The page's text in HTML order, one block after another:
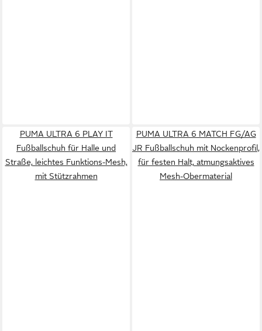
PUMA ULTRA 6 PLAY IT
Fußballschuh für Halle und
Straße, leichtes Funktions-Mesh,
mit Stützrahmen
PUMA ULTRA 6 MATCH FG/AG
JR Fußballschuh mit Nockenprofil,
für festen Halt, atmungsaktives
Mesh-Obermaterial